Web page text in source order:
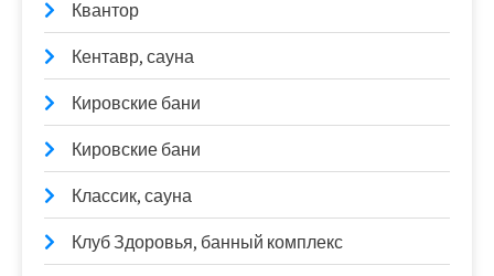
Квантор
Кентавр, сауна
Кировские бани
Кировские бани
Классик, сауна
Клуб Здоровья, банный комплекс